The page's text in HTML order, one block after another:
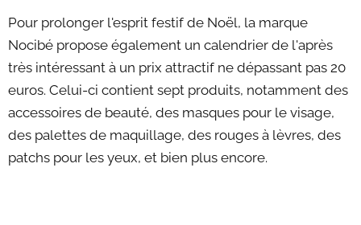
Pour prolonger l'esprit festif de Noël, la marque
Nocibé propose également un calendrier de l'après
très intéressant à un prix attractif ne dépassant pas 20
euros. Celui-ci contient sept produits, notamment des
accessoires de beauté, des masques pour le visage,
des palettes de maquillage, des rouges à lèvres, des
patchs pour les yeux, et bien plus encore.